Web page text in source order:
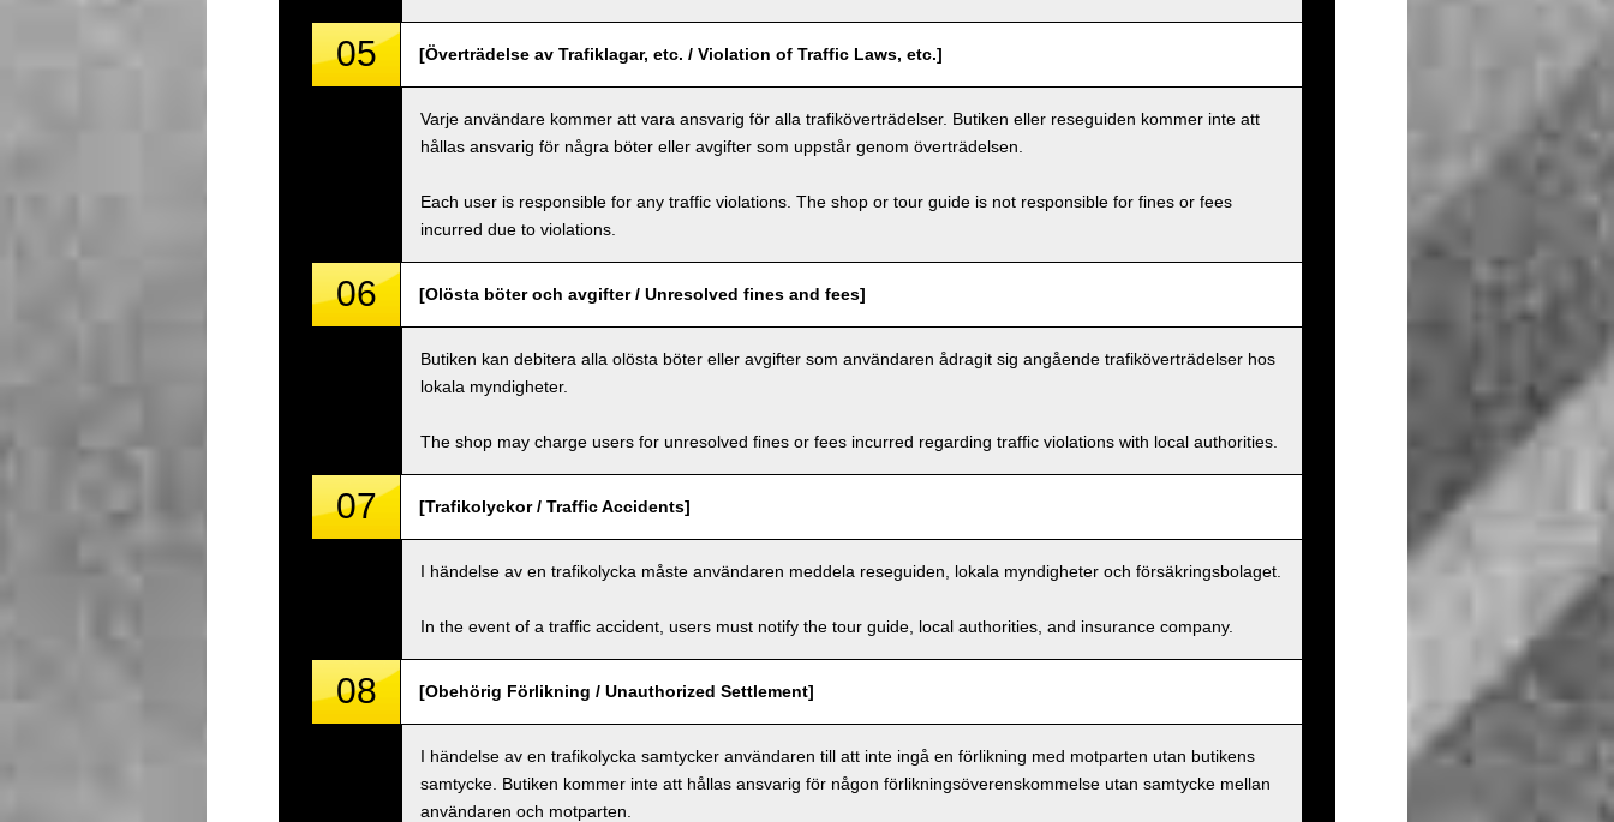
05 [Överträdelse av Trafiklagar, etc. / Violation of Traffic Laws, etc.]
Varje användare kommer att vara ansvarig för alla trafiköverträdelser. Butiken eller reseguiden kommer inte att
hållas ansvarig för några böter eller avgifter som uppstår genom överträdelsen.
Each user is responsible for any traffic violations. The shop or tour guide is not responsible for fines or fees
incurred due to violations.
06 [Olösta böter och avgifter / Unresolved fines and fees]
Butiken kan debitera alla olösta böter eller avgifter som användaren ådragit sig angående trafiköverträdelser hos
lokala myndigheter.
The shop may charge users for unresolved fines or fees incurred regarding traffic violations with local authorities.
07 [Trafikolyckor / Traffic Accidents]
I händelse av en trafikolycka måste användaren meddela reseguiden, lokala myndigheter och försäkringsbolaget.
In the event of a traffic accident, users must notify the tour guide, local authorities, and insurance company.
08 [Obehörig Förlikning / Unauthorized Settlement]
I händelse av en trafikolycka samtycker användaren till att inte ingå en förlikning med motparten utan butikens
samtycke. Butiken kommer inte att hållas ansvarig för någon förlikningsöverenskommelse utan samtycke mellan
användaren och motparten.